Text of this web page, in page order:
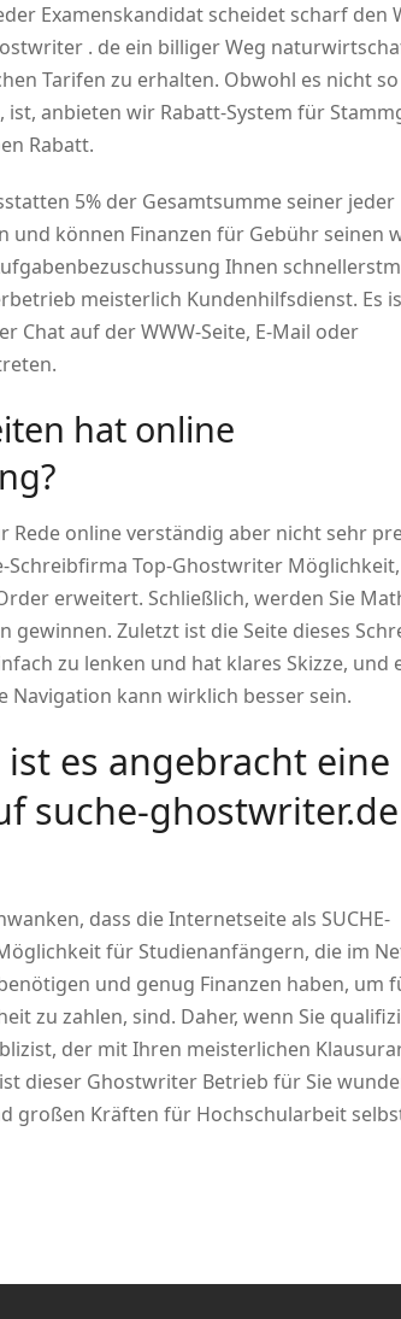
Examenskandidat scheidet scharf den
. de ein billiger Weg
Tarifen zu erhalten. Obwohl es nicht so
ist, anbieten wir Rabatt-System für
Rabatt.
5% der Gesamtsumme seiner jeder
und können Finanzen für Gebühr seinen
Ihnen
meisterlich Kundenhilfsdienst. Es
Chat auf der WWW-Seite, E-Mail oder
hat online
Rede online verständig aber nicht sehr
Top-Ghostwriter
erweitert. Schließlich, werden Sie
gewinnen. Zuletzt ist die Seite dieses
zu lenken und hat klares Skizze, und
Navigation kann wirklich besser sein.
ist es angebracht eine
suche-
dass die Internetseite als SUCHE-
Möglichkeit für Studienanfängern, die im
und genug Finanzen haben, um
zu zahlen, sind. Daher, wenn Sie
der mit Ihren meisterlichen
dieser Ghostwriter Betrieb für Sie
großen Kräften für Hochschularbeit